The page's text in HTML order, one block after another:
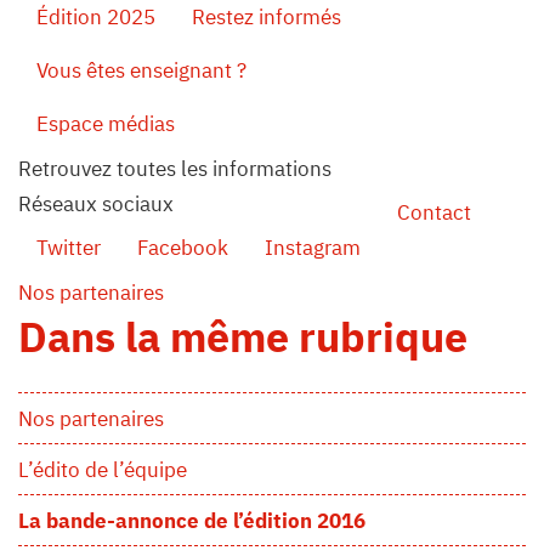
Édition 2025
Restez informés
Vous êtes enseignant ?
Espace médias
Retrouvez toutes les informations
Réseaux sociaux
Twitter
Facebook Instagram
Contact
Nos partenaires
Dans la même rubrique
Nos partenaires
L’édito de l’équipe
La bande-annonce de l’édition 2016